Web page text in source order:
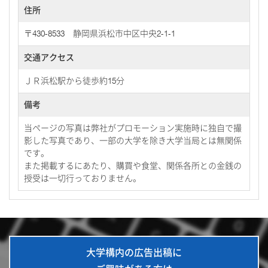
住所
〒430-8533 静岡県浜松市中区中央2-1-1
交通アクセス
ＪＲ浜松駅から徒歩約15分
備考
当ページの写真は弊社がプロモーション実施時に独自で撮
影した写真であり、一部の大学を除き大学当局とは無関係
です。
また掲載するにあたり、購買や食堂、関係各所との金銭の
授受は一切行っておりません。
大学構内の広告出稿に